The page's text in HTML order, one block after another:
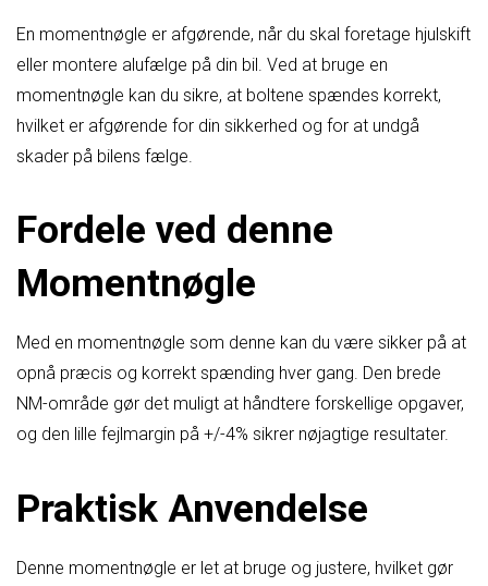
En momentnøgle er afgørende, når du skal foretage hjulskift
eller montere alufælge på din bil. Ved at bruge en
momentnøgle kan du sikre, at boltene spændes korrekt,
hvilket er afgørende for din sikkerhed og for at undgå
skader på bilens fælge.
Fordele ved denne
Momentnøgle
Med en momentnøgle som denne kan du være sikker på at
opnå præcis og korrekt spænding hver gang. Den brede
NM-område gør det muligt at håndtere forskellige opgaver,
og den lille fejlmargin på +/-4% sikrer nøjagtige resultater.
Praktisk Anvendelse
Denne momentnøgle er let at bruge og justere, hvilket gør